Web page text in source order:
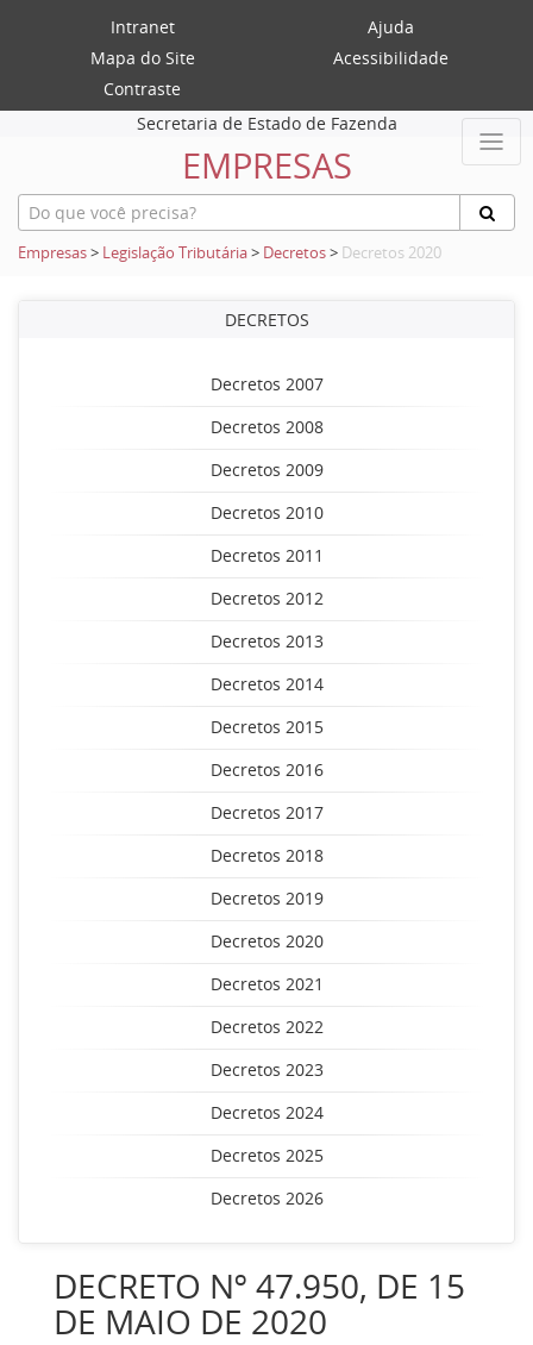
Intranet
Ajuda
Mapa do Site
Acessibilidade
Contraste
Secretaria de Estado de Fazenda
EMPRESAS
Empresas> Legislação Tributária> Decretos> Decretos 2020
DECRETOS
Decretos 2007
Decretos 2008
Decretos 2009
Decretos 2010
Decretos 2011
Decretos 2012
Decretos 2013
Decretos 2014
Decretos 2015
Decretos 2016
Decretos 2017
Decretos 2018
Decretos 2019
Decretos 2020
Decretos 2021
Decretos 2022
Decretos 2023
Decretos 2024
Decretos 2025
Decretos 2026
DECRETO Nº 47.950, DE 15
DE MAIO DE 2020